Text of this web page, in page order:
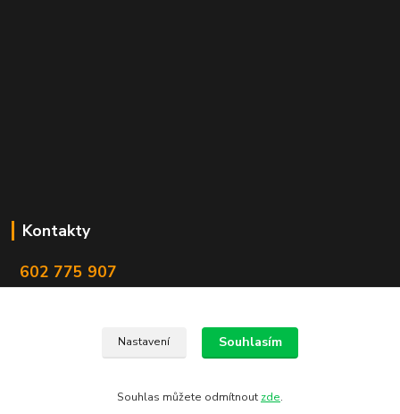
Kontakty
602 775 907
Nastavení Souhlasím
Souhlas můžete odmítnout zde.